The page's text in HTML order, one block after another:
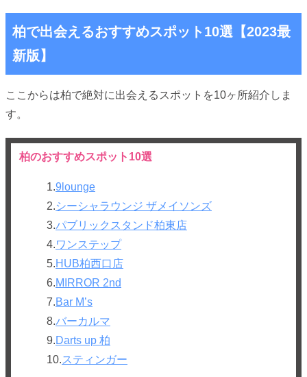
柏で出会えるおすすめスポット10選【2023最
新版】
ここからは柏で絶対に出会えるスポットを10ヶ所紹介しま
す。
柏のおすすめスポット10選
1.9lounge
2.シーシャラウンジ ザメイソンズ
3.パブリックスタンド柏東店
4.ワンステップ
5.HUB柏西口店
6.MIRROR 2nd
7.Bar M’s
8.バーカルマ
9.Darts up 柏
10.スティンガー